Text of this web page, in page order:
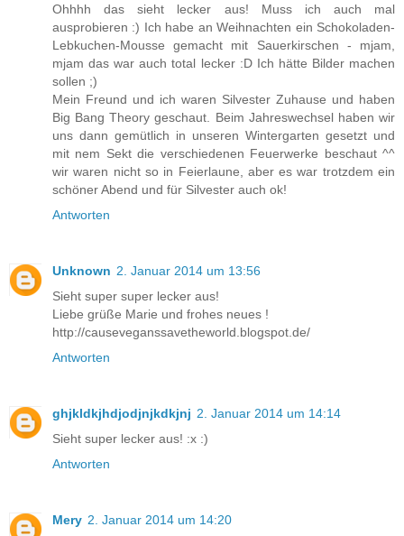
Ohhhh das sieht lecker aus! Muss ich auch mal
ausprobieren :) Ich habe an Weihnachten ein Schokoladen-
Lebkuchen-Mousse gemacht mit Sauerkirschen - mjam,
mjam das war auch total lecker :D Ich hätte Bilder machen
sollen ;)
Mein Freund und ich waren Silvester Zuhause und haben
Big Bang Theory geschaut. Beim Jahreswechsel haben wir
uns dann gemütlich in unseren Wintergarten gesetzt und
mit nem Sekt die verschiedenen Feuerwerke beschaut ^^
wir waren nicht so in Feierlaune, aber es war trotzdem ein
schöner Abend und für Silvester auch ok!
Antworten
Unknown 2. Januar 2014 um 13:56
Sieht super super lecker aus!
Liebe grüße Marie und frohes neues !
http://causeveganssavetheworld.blogspot.de/
Antworten
ghjkldkjhdjodjnjkdkjnj 2. Januar 2014 um 14:14
Sieht super lecker aus! :x :)
Antworten
Mery 2. Januar 2014 um 14:20